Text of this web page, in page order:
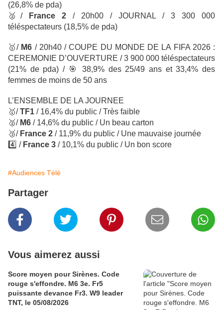
(26,8% de pda)
🥈 / France 2 / 20h00 / JOURNAL / 3 300 000
téléspectateurs (18,5% de pda)
🥇/ M6 / 20h40 / COUPE DU MONDE DE LA FIFA 2026 :
CEREMONIE D’OUVERTURE / 3 900 000 téléspectateurs
(21% de pda) / 🎯
38,9% des 25/49 ans et 33,4% des
femmes de moins de 50 ans
L’ENSEMBLE DE LA JOURNEE
🥇/TF1 / 16,4% du public / Très faible
🥈/ M6 / 14,6% du public / Un beau carton
🥉/ France 2 / 11,9% du public / Une mauvaise journée
4️⃣ / France 3 / 10,1% du public / Un bon score
#Audiences Télé
Partager
Vous aimerez aussi
Score moyen pour Sirènes. Code
rouge s'effondre. M6 3e. Fr5
puissante devance Fr3. W9 leader
TNT, le 05/08/2026